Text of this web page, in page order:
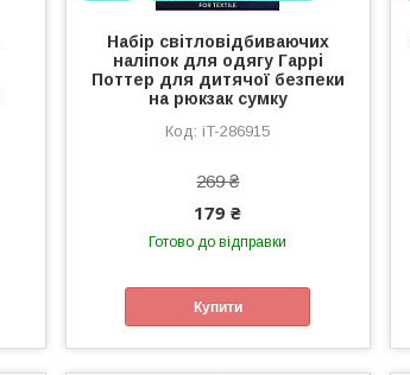
Набір світловідбиваючих
наліпок для одягу Гаррі
Поттер для дитячої безпеки
на рюкзак сумку
iT-286915
269 ₴
179 ₴
Готово до відправки
Купити